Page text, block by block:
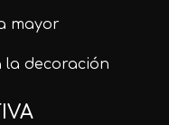
mayor
la decoración